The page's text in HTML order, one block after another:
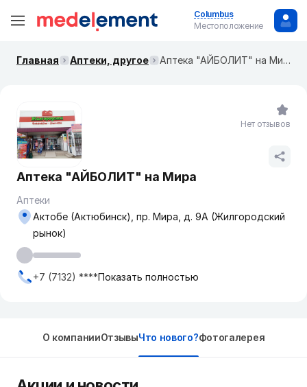
Columbus
Местоположение
Главная Аптеки, другое Аптека "АЙБОЛИТ" на Мира
Аптека "АЙБОЛИТ" на Мира
Аптеки
Актобе (Актюбинск), пр. Мира, д. 9А (Жилгородский
рынок)
+7 (7132) ****Показать полностью
Нет отзывов
О компанииОтзывыЧто нового?Фотогалерея